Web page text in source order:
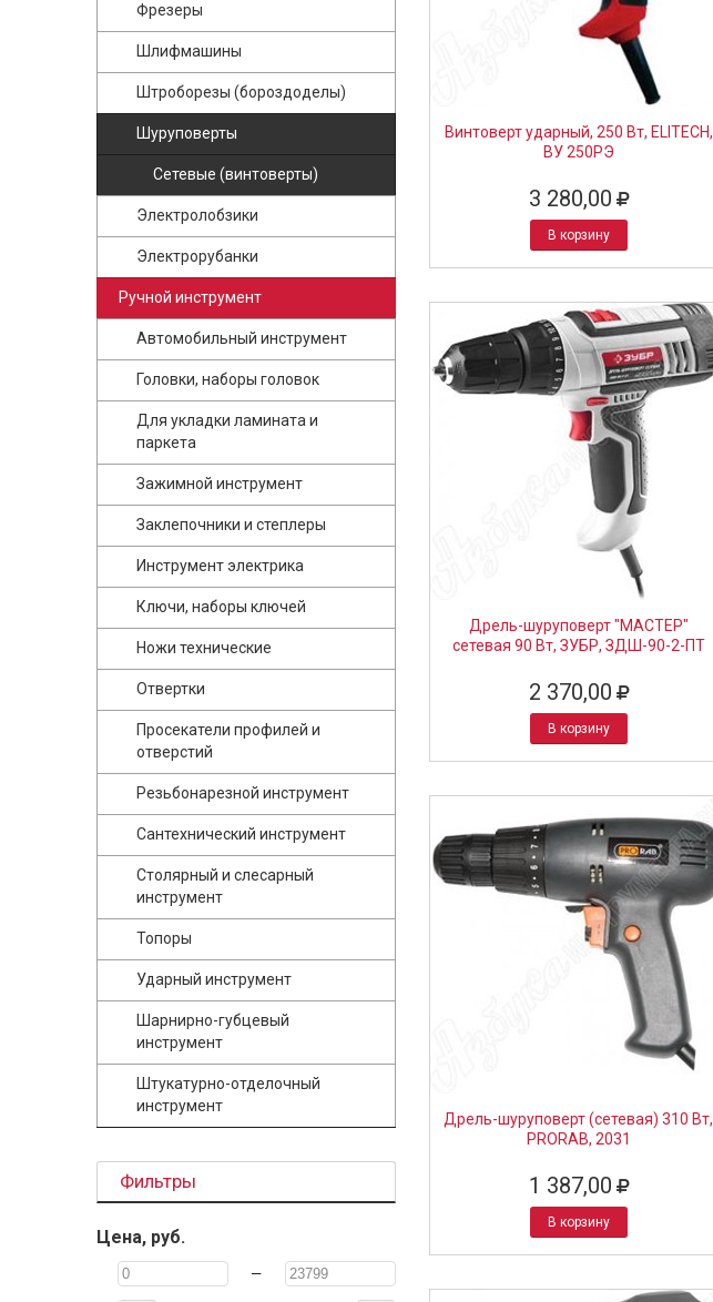
Фрезеры
Шлифмашины
Штроборезы (бороздоделы)
Шуруповерты
Сетевые (винтоверты)
Электролобзики
Электрорубанки
Ручной инструмент
Автомобильный инструмент
Головки, наборы головок
Для укладки ламината и
паркета
Зажимной инструмент
Заклепочники и степлеры
Инструмент электрика
Ключи, наборы ключей
Ножи технические
Отвертки
Просекатели профилей и
отверстий
Резьбонарезной инструмент
Сантехнический инструмент
Столярный и слесарный
инструмент
Топоры
Ударный инструмент
Шарнирно-губцевый
инструмент
Штукатурно-отделочный
инструмент
Фильтры
Цена, руб.
—
Винтоверт ударный, 250 Вт, ELITECH,
ВУ 250РЭ
3 280,00
В корзину
Дрель-шуруповерт "МАСТЕР"
сетевая 90 Вт, ЗУБР, ЗДШ-90-2-ПТ
2 370,00
В корзину
Дрель-шуруповерт (сетевая) 310 Вт,
PRORAB, 2031
1 387,00
В корзину